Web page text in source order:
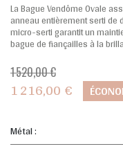
La Bague Vendôme Ovale
anneau entièrement serti de
micro-serti garantit un
bague de fiançailles à la
1 520,00 €
1 216,00 €
Métal :